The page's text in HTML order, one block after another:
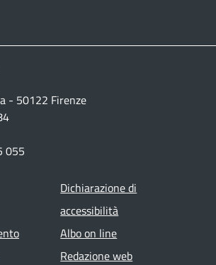
- 50122 Firenze
055
Dichiarazione di
accessibilità
Albo on line
Redazione web